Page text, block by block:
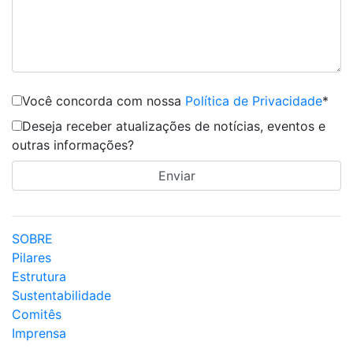
Você concorda com nossa Política de Privacidade*
Deseja receber atualizações de notícias, eventos e
outras informações?
SOBRE
Pilares
Estrutura
Sustentabilidade
Comitês
Imprensa